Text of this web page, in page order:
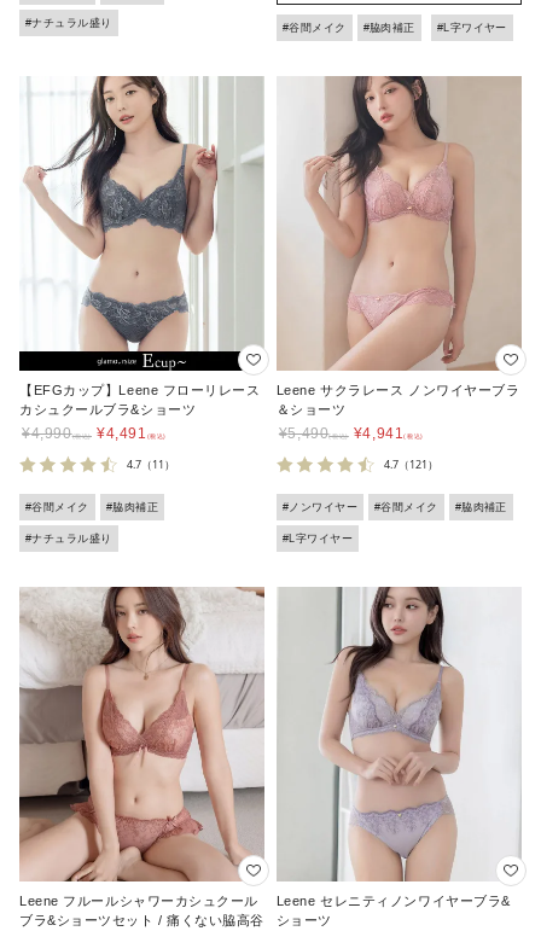
#ナチュラル盛り #谷間メイク #脇肉補正 #L字ワイヤー
【EFGカップ】Leene フローリレース
カシュクールブラ&ショーツ
¥4,990 ¥4,491
4.7 （11）
#谷間メイク #脇肉補正
#ナチュラル盛り
Leene サクラレース ノンワイヤーブラ
＆ショーツ
¥5,490 ¥4,941
4.7（121）
#ノンワイヤー #谷間メイク #脇肉補正
#L字ワイヤー
Leene フルールシャワーカシュクール
ブラ&ショーツセット / 痛くない脇高谷
Leene セレニティノンワイヤーブラ&
ショーツ